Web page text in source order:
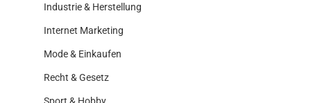
Industrie & Herstellung
Internet Marketing
Mode & Einkaufen
Recht & Gesetz
Sport & Hobby